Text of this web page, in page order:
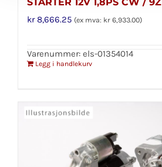
kr8,666.25 (ex mva: kr 6,933.00)
Varenummer: els-01354014
Legg i handlekurv